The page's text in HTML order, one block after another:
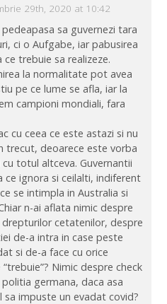
29th, 2020 at 10:42
sa guvernezi tara
ci o Aufgabe, iar pabusirea
trebuie sa realizeze.
la normalitate pot avea
pe ce lume se afla, iar la
campioni mondiali, fara
cu ceea ce este astazi si nu
trecut, deoarece este vorba
totul altceva. Guvernantii
ce ignora si ceilalti, indiferent
se intimpla in Australia si
n-ai aflata nimic despre
cetatenilor, despre
de-a intra in case peste
si de-a face cu orice
Nimic despre check
germana, daca asa
sa impuste un evadat covid?